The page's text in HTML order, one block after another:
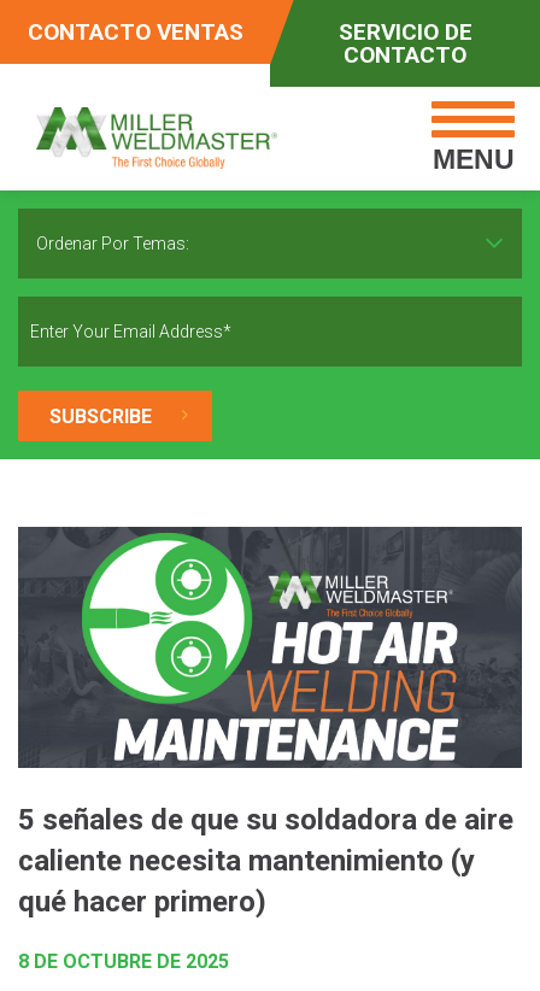
CONTACTO VENTAS
SERVICIO DE
CONTACTO
MENU
Ordenar Por Temas:
5 señales de que su soldadora de aire
caliente necesita mantenimiento (y
qué hacer primero)
8 DE OCTUBRE DE 2025